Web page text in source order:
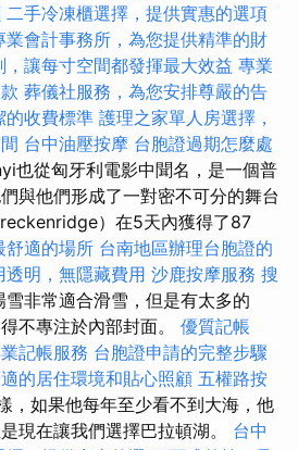
二手冷凍櫃選擇，提供實惠的選項
業會計事務所，為您提供精準的財
讓每寸空間都發揮最大效益 專業
葬儀社服務，為您安排尊嚴的告
的收費標準 護理之家單人房選擇，
台中油壓按摩 台胞證過期怎麼處
也從匈牙利電影中聞名，是一個普
與他們形成了一對密不可分的舞台
）在5天內獲得了87
舒適的場所 台南地區辦理台胞證的
透明，無隱藏費用 沙鹿按摩服務 搜
雪非常適合滑雪，但是有太多的
不專注於內部封面。 優質記帳
記帳服務 台胞證申請的完整步驟
的居住環境和貼心照顧 五權路按
，如果他每年至少看不到大海，他
現在讓我們選擇巴拉頓湖。 台中